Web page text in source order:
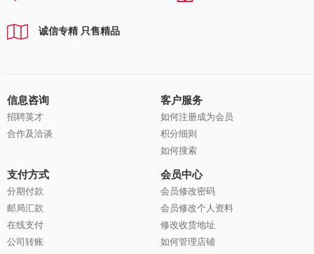
诚信专精 只售精品
信息咨询
招聘英才
合作及洽谈
客户服务
如何注册成为会员
积分细则
如何搜索
支付方式
分期付款
邮局汇款
在线支付
公司转账
会员中心
会员修改密码
会员修改个人资料
修改收货地址
如何管理店铺